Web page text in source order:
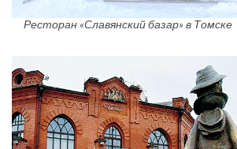
Ресторан «Славянский базар» в Томске